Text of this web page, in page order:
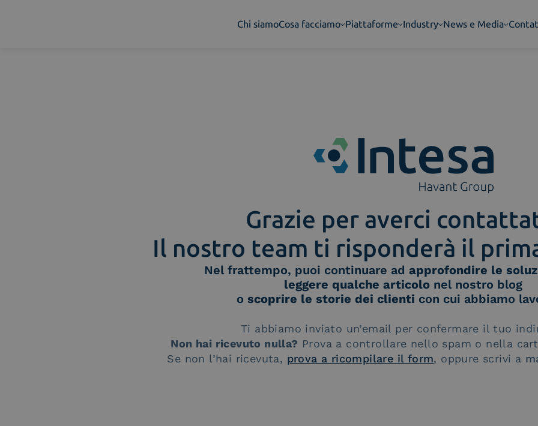
Chi siamoCosa facciamo Piattaforme Industry News e Media
Grazie per averci
Il nostro team ti risponderà il
Nel frattempo, puoi continuare ad approfondire le
leggere qualche articolo nel nostro blog
o scoprire le storie dei clienti con cui abbiamo
Ti abbiamo inviato un’email per confermare il tuo
Non hai ricevuto nulla? Prova a controllare nello spam o nella
Se non l’hai ricevuta, prova a ricompilare il form, oppure scrivi a